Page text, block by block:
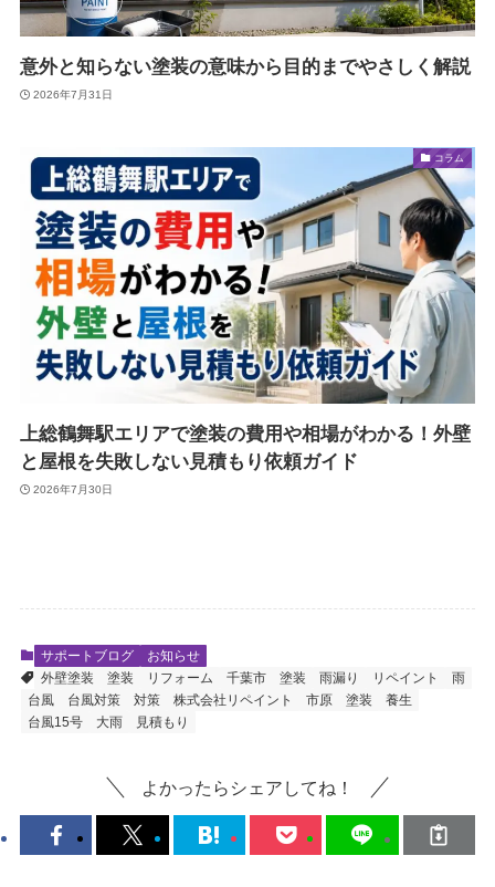
意外と知らない塗装の意味から目的までやさしく解説
2026年7月31日
コラム
上総鶴舞駅エリアで塗装の費用や相場がわかる！外壁
と屋根を失敗しない見積もり依頼ガイド
2026年7月30日
サポートブログ
お知らせ
外壁塗装
塗装 リフォーム 千葉市 塗装 雨漏り リペイント
雨
台風
台風対策 対策 株式会社リペイント 市原 塗装
養生
台風15号
大雨 見積もり
よかったらシェアしてね！